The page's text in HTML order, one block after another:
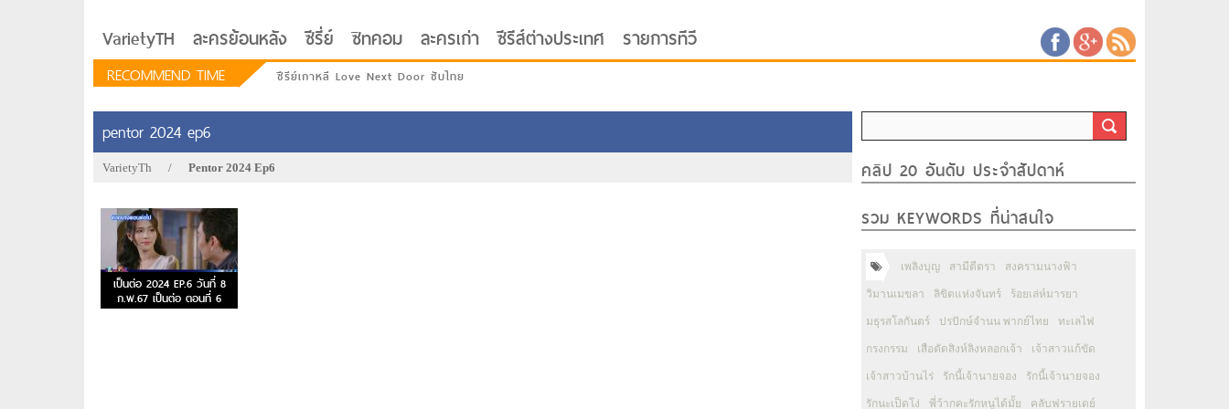
VarietyTH ละครย้อนหลัง ซีรี่ย์ ซิทคอม ละครเก่า ซีรีส์ต่างประเทศ รายการทีวี
RECOMMEND TIME ซีรีย์เกาหลี Love Next Door ซับไทย
pentor 2024 ep6
VarietyTh / Pentor 2024 Ep6
เป็นต่อ 2024 EP.6 วันที่ 8
ก.พ.67 เป็นต่อ ตอนที่ 6
คลิป 20 อันดับ ประจำสัปดาห์
รวม KEYWORDS ที่น่าสนใจ
เพลิงบุญ สามีตีตรา สงครามนางฟ้า
วิมานเมขลา ลิขิตแห่งจันทร์ ร้อยเล่ห์มารยา
มธุรสโลกันตร์ ปรปักษ์จำนน พากย์ไทย ทะเลไฟ
กรงกรรม เสือตัดสิงห์ลิงหลอกเจ้า เจ้าสาวแก้ขัด
เจ้าสาวบ้านไร่ รักนี้เจ้านายจอง รักนี้เจ้านายจอง
รักนะเป็ดโง่ พี่ว้ากคะรักหนูได้มั้ย คลับฟรายเดย์